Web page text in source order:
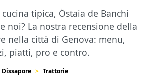
tipica, Östaia de Banchi
noi? La nostra recensione della
nella città di Genova: menu,
piatti, pro e contro.
Dissapore Trattorie